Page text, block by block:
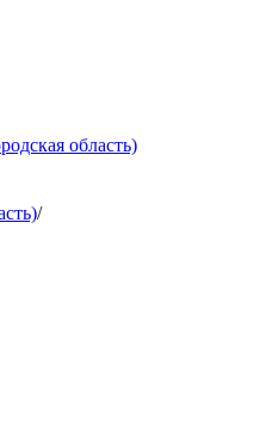
область)
/